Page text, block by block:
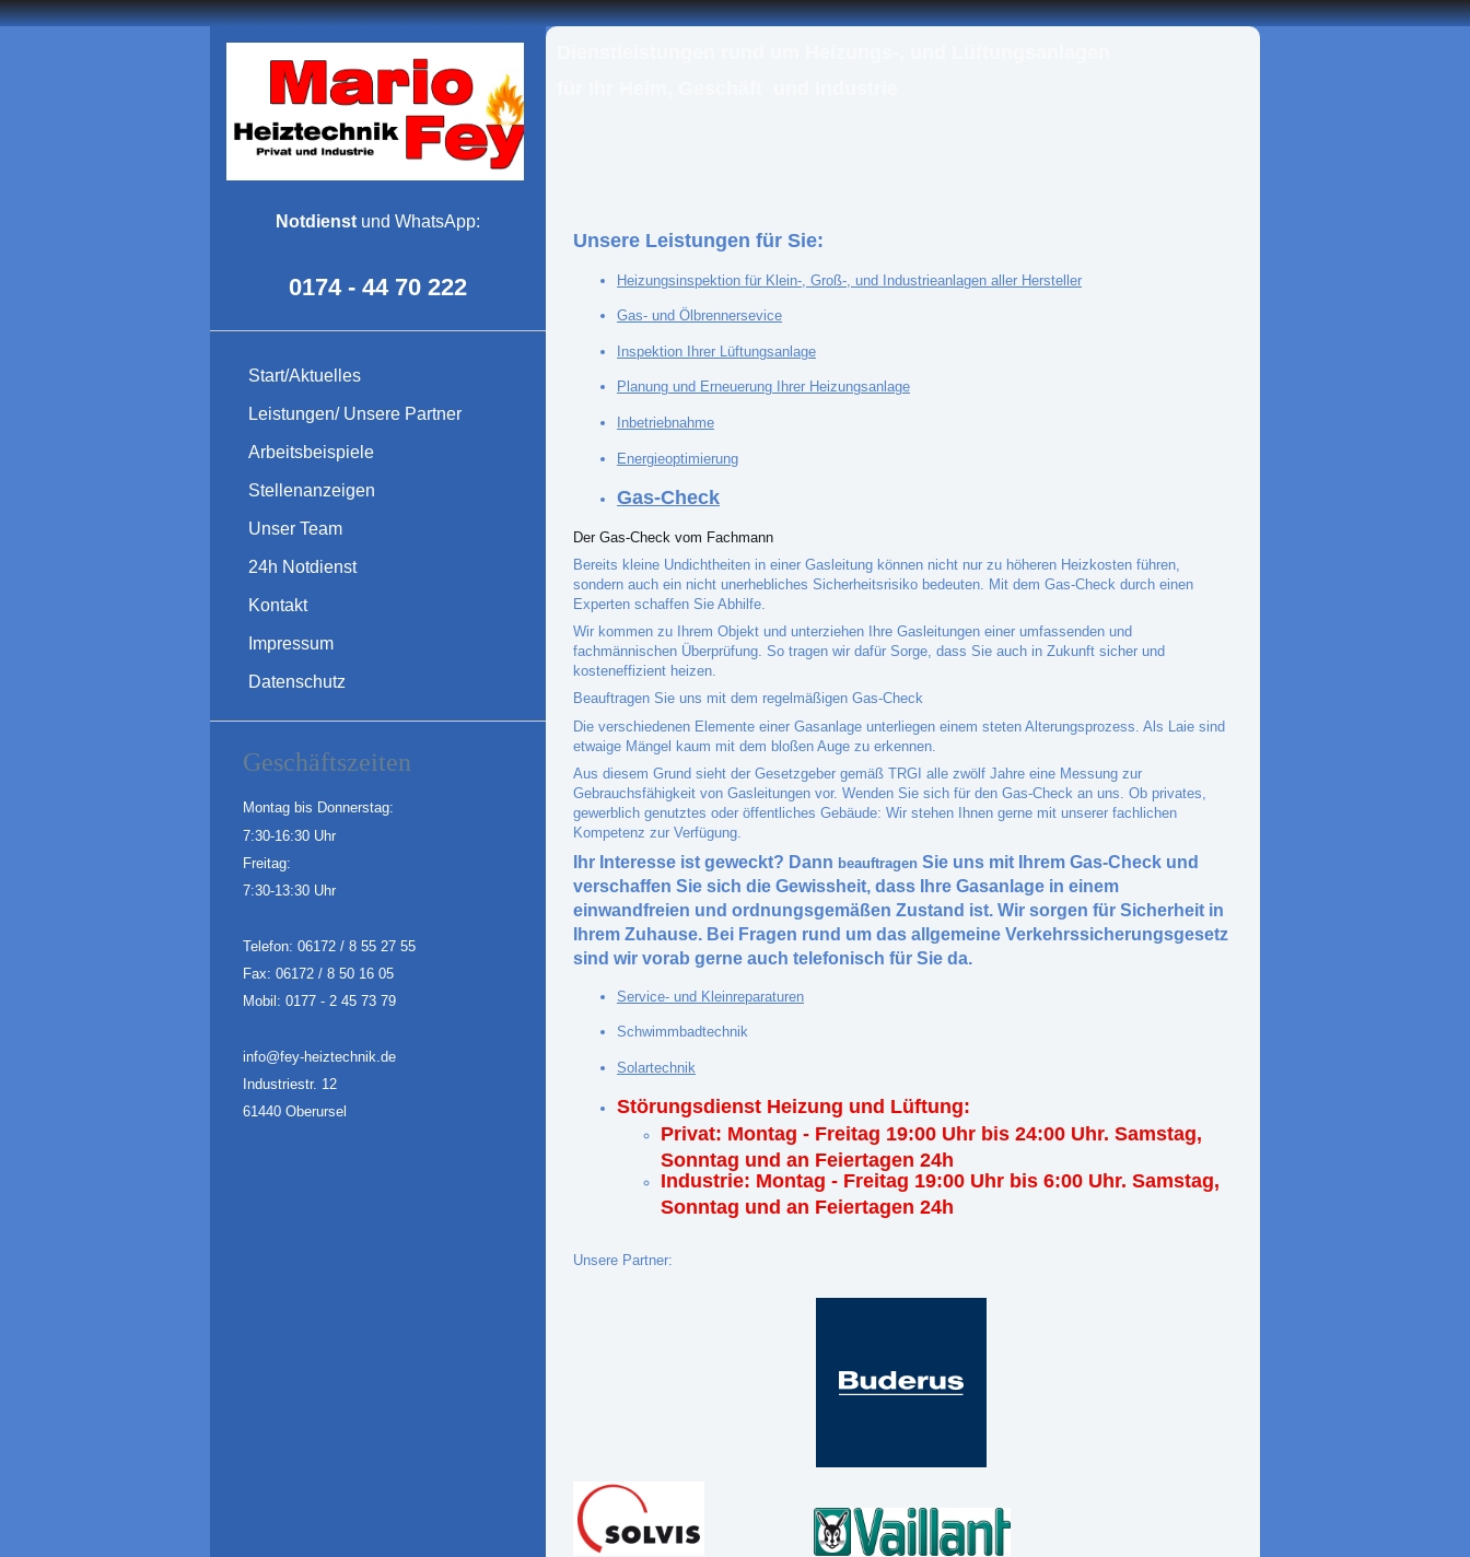
Notdienst und WhatsApp:
0174 - 44 70 222
Start/Aktuelles
Leistungen/ Unsere Partner
Arbeitsbeispiele
Stellenanzeigen
Unser Team
24h Notdienst
Kontakt
Impressum
Datenschutz
Geschäftszeiten
Montag bis Donnerstag:
7:30-16:30 Uhr
Freitag:
7:30-13:30 Uhr
Telefon: 06172 / 8 55 27 55
Fax: 06172 / 8 50 16 05
Mobil: 0177 - 2 45 73 79
info@fey-heiztechnik.de
Industriestr. 12
61440 Oberursel
Unsere Leistungen für Sie:
Heizungsinspektion für Klein-, Groß-, und Industrieanlagen aller Hersteller
Gas- und Ölbrennersevice
Inspektion Ihrer Lüftungsanlage
Planung und Erneuerung Ihrer Heizungsanlage
Inbetriebnahme
Energieoptimierung
Gas-Check
Der Gas-Check vom Fachmann
Bereits kleine Undichtheiten in einer Gasleitung können nicht nur zu höheren Heizkosten führen,
sondern auch ein nicht unerhebliches Sicherheitsrisiko bedeuten. Mit dem Gas-Check durch einen
Experten schaffen Sie Abhilfe.
Wir kommen zu Ihrem Objekt und unterziehen Ihre Gasleitungen einer umfassenden und
fachmännischen Überprüfung. So tragen wir dafür Sorge, dass Sie auch in Zukunft sicher und
kosteneffizient heizen.
Beauftragen Sie uns mit dem regelmäßigen Gas-Check
Die verschiedenen Elemente einer Gasanlage unterliegen einem steten Alterungsprozess. Als Laie sind
etwaige Mängel kaum mit dem bloßen Auge zu erkennen.
Aus diesem Grund sieht der Gesetzgeber gemäß TRGI alle zwölf Jahre eine Messung zur
Gebrauchsfähigkeit von Gasleitungen vor. Wenden Sie sich für den Gas-Check an uns. Ob privates,
gewerblich genutztes oder öffentliches Gebäude: Wir stehen Ihnen gerne mit unserer fachlichen
Kompetenz zur Verfügung.
Ihr Interesse ist geweckt? Dann beauftragen Sie uns mit Ihrem Gas-Check und
verschaffen Sie sich die Gewissheit, dass Ihre Gasanlage in einem
einwandfreien und ordnungsgemäßen Zustand ist. Wir sorgen für Sicherheit in
Ihrem Zuhause. Bei Fragen rund um das allgemeine Verkehrssicherungsgesetz
sind wir vorab gerne auch telefonisch für Sie da.
Service- und Kleinreparaturen
Schwimmbadtechnik
Solartechnik
Störungsdienst Heizung und Lüftung:
Privat: Montag - Freitag 19:00 Uhr bis 24:00 Uhr. Samstag,
Sonntag und an Feiertagen 24h
Industrie: Montag - Freitag 19:00 Uhr bis 6:00 Uhr. Samstag,
Sonntag und an Feiertagen 24h
Unsere Partner: